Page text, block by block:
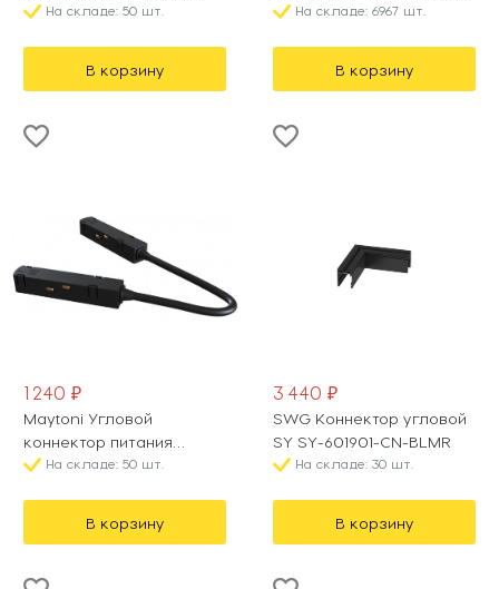
Elasity TRA160EC-1B
На складе: 50 шт.
В корзину
BKНа складе: 6967 шт.
В корзину
1 240 ₽
Maytoni Угловой
коннектор питания
Accessories for tracks
На складе: 50 шт.
В корзину
3 440 ₽
SWG Коннектор угловой
SY SY-601901-CN-BLMR
На складе: 30 шт.
В корзину